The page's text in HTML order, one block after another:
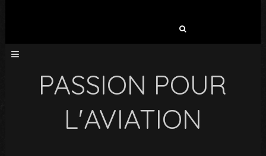
PASSION POUR
L'AVIATION